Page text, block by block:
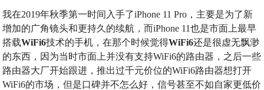
我在2019年秋季第一时间入手了iPhone 11 Pro，主要是为了新
增加的广角镜头和更持久的续航，而iPhone 11也是市面上最早
搭载WiFi6技术的手机，在那个时候觉得WiFi6还是很虚无飘渺
的东西，因为当时市面上并没有支持WiFi6的路由器，之后一些
路由器大厂开始跟进，推出过千元价位的WiFi6路由器想打开
WiFi6的市场，但是口碑并不怎么好，信号甚至不如自家更低价